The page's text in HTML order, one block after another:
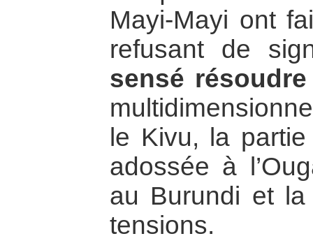
Mayi-Mayi ont
refusant de
sensé
le Kivu, la
adossée à
au Burundi et
tensions.